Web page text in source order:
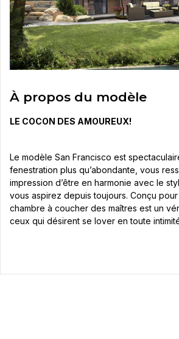
À propos du modèle
LE COCON DES AMOUREUX!
Le modèle San Francisco est
fenestration plus qu’abondante, vous
impression d’être en harmonie avec le
vous aspirez depuis toujours. Conçu
chambre à coucher des maîtres est un
ceux qui désirent se lover en toute